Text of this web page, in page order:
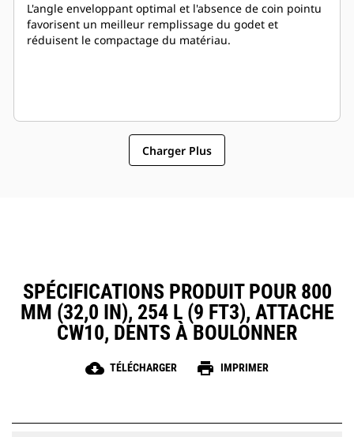
L'angle enveloppant optimal et l'absence de coin pointu
favorisent un meilleur remplissage du godet et
réduisent le compactage du matériau.
Charger Plus
SPÉCIFICATIONS PRODUIT POUR 800
MM (32,0 IN), 254 L (9 FT3), ATTACHE
CW10, DENTS À BOULONNER
cloud_download TÉLÉCHARGER print IMPRIMER